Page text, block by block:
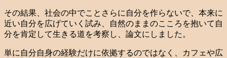
その結果、社会の中でことさらに自分を作らないで、本来に
近い自分を広げていく試み、自然のままのこころを抱いて自
分を肯定して生きる道を考察し、論文にしました。
単に自分自身の経験だけに依拠するのではなく、カフェや広